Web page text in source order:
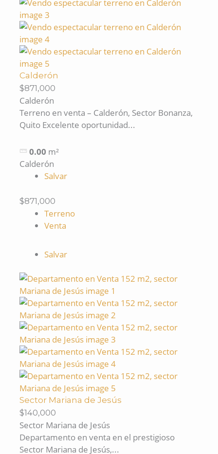
Calderón
$871,000
Calderón
Terreno en venta – Calderón, Sector Bonanza,
Quito Excelente oportunidad...
0.00 m²
Calderón
Salvar
$871,000
Terreno
Venta
Salvar
Sector Mariana de Jesús
$140,000
Sector Mariana de Jesús
Departamento en venta en el prestigioso
Sector Mariana de Jesús,...